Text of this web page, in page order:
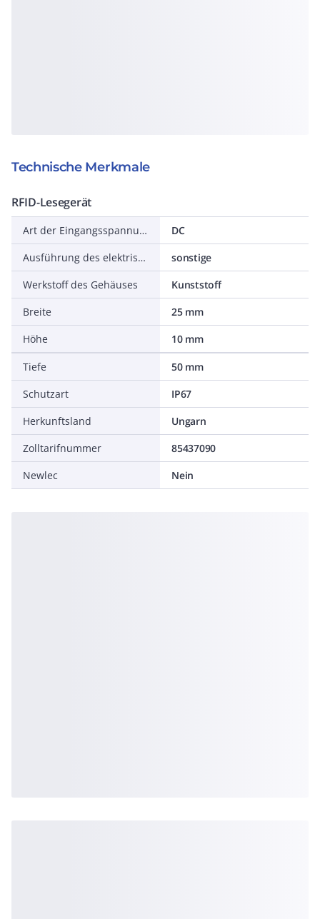
Technische Merkmale
RFID-Lesegerät
Art der Eingangsspannung
DC
Ausführung des elektrischen Anschlusses
sonstige
Werkstoff des Gehäuses
Kunststoff
Breite
25 mm
Höhe
10 mm
Tiefe
50 mm
Schutzart
IP67
Herkunftsland
Ungarn
Zolltarifnummer
85437090
Newlec
Nein